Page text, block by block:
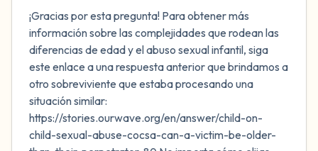
¡Gracias por esta pregunta! Para obtener más
información sobre las complejidades que rodean las
diferencias de edad y el abuso sexual infantil, siga
este enlace a una respuesta anterior que brindamos a
otro sobreviviente que estaba procesando una
situación similar:
https://stories.ourwave.org/en/answer/child-on-
child-sexual-abuse-cocsa-can-a-victim-be-older-